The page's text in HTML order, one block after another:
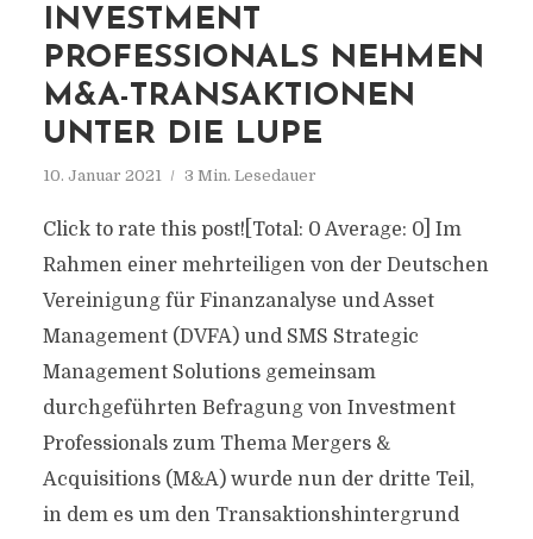
INVESTMENT
PROFESSIONALS NEHMEN
M&A-TRANSAKTIONEN
UNTER DIE LUPE
10. Januar 2021 3 Min. Lesedauer
Click to rate this post![Total: 0 Average: 0] Im
Rahmen einer mehrteiligen von der Deutschen
Vereinigung für Finanzanalyse und Asset
Management (DVFA) und SMS Strategic
Management Solutions gemeinsam
durchgeführten Befragung von Investment
Professionals zum Thema Mergers &
Acquisitions (M&A) wurde nun der dritte Teil,
in dem es um den Transaktionshintergrund